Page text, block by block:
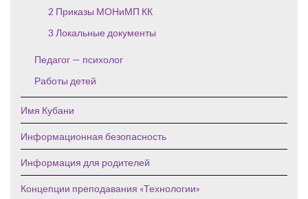
2 Приказы МОНиМП КК
3 Локальные документы
Педагог — психолог
Работы детей
Имя Кубани
Информационная безопасность
Информация для родителей
Концепции преподавания «Технологии»